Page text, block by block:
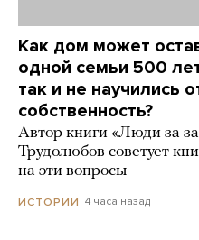
Как дом может
одной семьи 500
так и не научились
собственность?
Автор книги «Люди за
Трудолюбов советует
на эти вопросы
ИСТОРИИ 4 часа назад